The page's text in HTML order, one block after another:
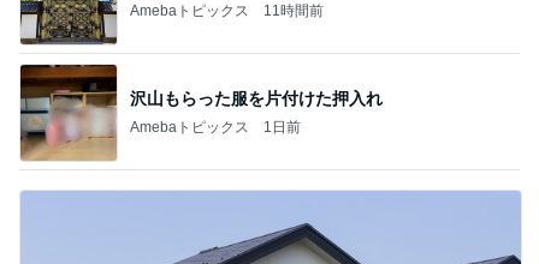
Amebaトピックス 11時間前
沢山もらった服を片付けた押入れ
Amebaトピックス 1日前